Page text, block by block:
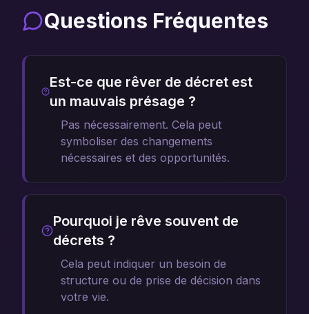
Questions Fréquentes
Est-ce que rêver de décret est
un mauvais présage ?
Pas nécessairement. Cela peut
symboliser des changements
nécessaires et des opportunités.
Pourquoi je rêve souvent de
décrets ?
Cela peut indiquer un besoin de
structure ou de prise de décision dans
votre vie.